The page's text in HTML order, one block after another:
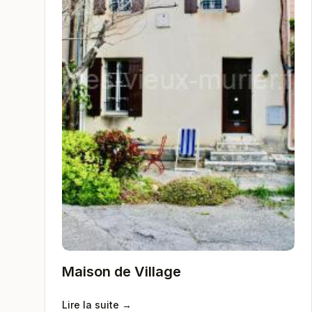
Maison de Village
Lire la suite →